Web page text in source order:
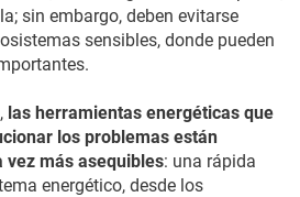
sin embargo, deben evitarse
sensibles, donde pueden
las herramientas energéticas que
los problemas están
vez más asequibles: una rápida
energético, desde los